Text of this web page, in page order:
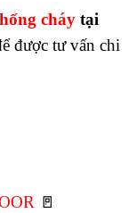
cháy tại
được tư vấn chi
🚪